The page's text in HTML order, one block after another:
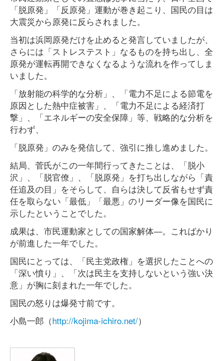
「脱原発」「反原発」運動が巻き起こり、国民の目は
大震災から原発に反らされました。
当初は浜岡原発だけを止めると発言していましたが、
さらには「ストレステスト」なるものを持ち出し、全
原発が運転再開できなくなるような流れを作ってしま
いました。
「放射能の科学的な分析」、「電力不足による節電を
原因とした熱中症被害」、「電力不足による経済打
撃」、「エネルギーの安全保障」等、戦略的な分析を
行わず、
「脱原発」のみを発信して、強引に推し進めました。
結局、菅氏がこの一年間行ってきたことは、「脱小
沢」、「脱官僚」、「脱原発」を打ち出しながら「責
任追及の目」をそらして、自らは決して反省もせず責
任を取らない「最低」「最悪」のリーダー像を国民に
示したということでした。
成果は、市民運動家としての国家解体―。こればかり
が前進した一年でした。
国民にとっては、「民主党政権」を選択したことへの
「深い憤り」、「次は民主を支持しないという強い決
意」が胸に刻まれた一年でした。
国民の怒りは爆発寸前です。
小島一郎（http://kojima-ichiro.net/）